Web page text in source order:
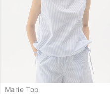
Marie Top